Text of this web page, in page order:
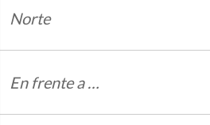
Norte
En frente a …